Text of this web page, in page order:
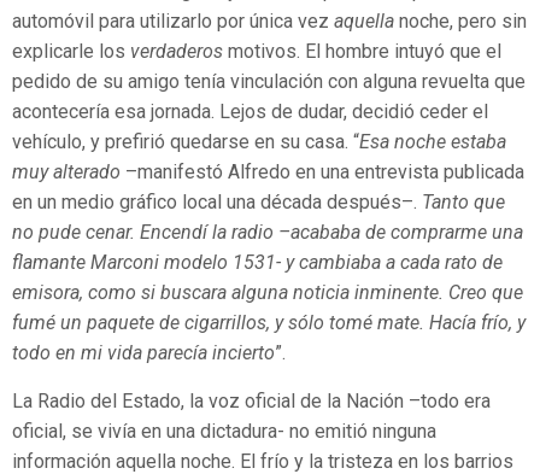
automóvil para utilizarlo por única vez aquella noche, pero sin
explicarle los verdaderos motivos. El hombre intuyó que el
pedido de su amigo tenía vinculación con alguna revuelta que
acontecería esa jornada. Lejos de dudar, decidió ceder el
vehículo, y prefirió quedarse en su casa. “Esa noche estaba
muy alterado –manifestó Alfredo en una entrevista publicada
en un medio gráfico local una década después–. Tanto que
no pude cenar. Encendí la radio –acababa de comprarme una
flamante Marconi modelo 1531- y cambiaba a cada rato de
emisora, como si buscara alguna noticia inminente. Creo que
fumé un paquete de cigarrillos, y sólo tomé mate. Hacía frío, y
todo en mi vida parecía incierto”.
La Radio del Estado, la voz oficial de la Nación –todo era
oficial, se vivía en una dictadura- no emitió ninguna
información aquella noche. El frío y la tristeza en los barrios